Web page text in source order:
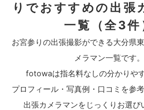
りでおすすめの出張
一覧
（全3件
お宮参りの出張撮影ができる大分県
メラマン一覧です。
fotowaは指名料なしの分かりや
プロフィール・写真例・口コミを参
出張カメラマンをじっくりお選び